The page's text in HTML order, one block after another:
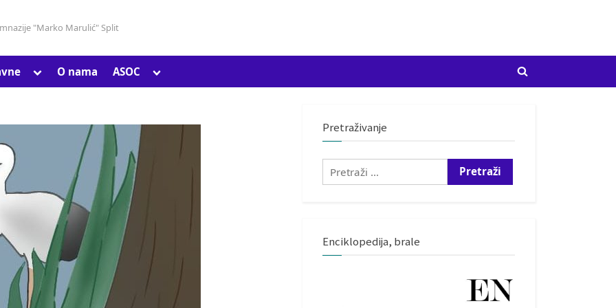
"Marko Marulić" Split
Toggle
Toggle
sub-
menu
Toggle
sub-
O nama ASOC
Toggle
sub-
Toggle
Pretraživanje
Pretraži:
Enciklopedija, brale